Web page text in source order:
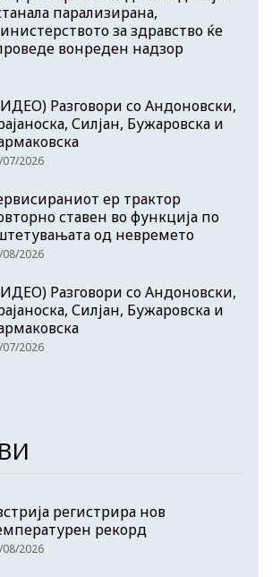
парализирана,
за здравство ќе
вонреден надзор
Разговори со Андоновски,
Силјан, Бужаровска и
2026
ер трактор
ставен во функција по
од невремето
08/2026
Разговори со Андоновски,
Силјан, Бужаровска и
2026
регистрира нов
рекорд
08/2026